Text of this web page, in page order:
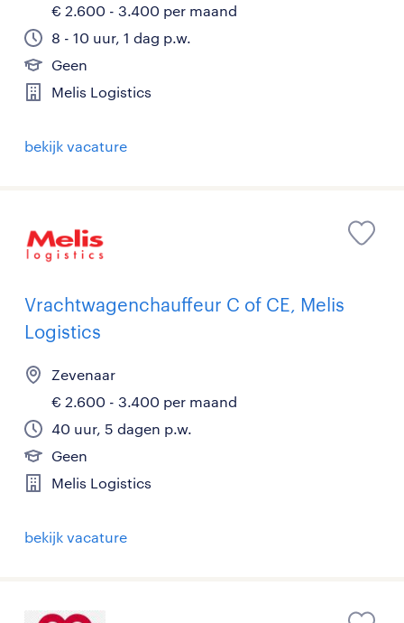
€ 2.600 - 3.400 per maand
8 - 10 uur, 1 dag p.w.
Geen
Melis Logistics
bekijk vacature
Vrachtwagenchauffeur C of CE, Melis
Logistics
Zevenaar
€ 2.600 - 3.400 per maand
40 uur, 5 dagen p.w.
Geen
Melis Logistics
bekijk vacature